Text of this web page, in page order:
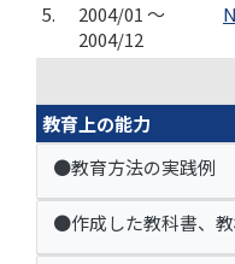
5.
2004/01 ～
2004/12
教育上の能力
●教育方法の実践例
●作成した教科書、